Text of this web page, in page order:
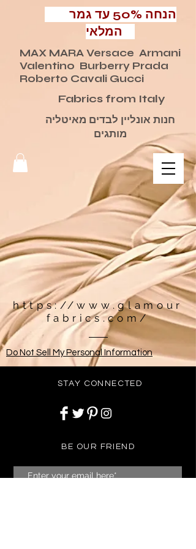
MAX MARA Versace Armani
Valentino Burberry Prada
Roberto Cavali Gucci
חנות אונליין לבדים מאיטליה
מותגים
Fabrics from Italy
https://www.glamour
fabrics.com/
Do Not Sell My Personal Information
STAY CONNECTED
BE OUR FRIEND